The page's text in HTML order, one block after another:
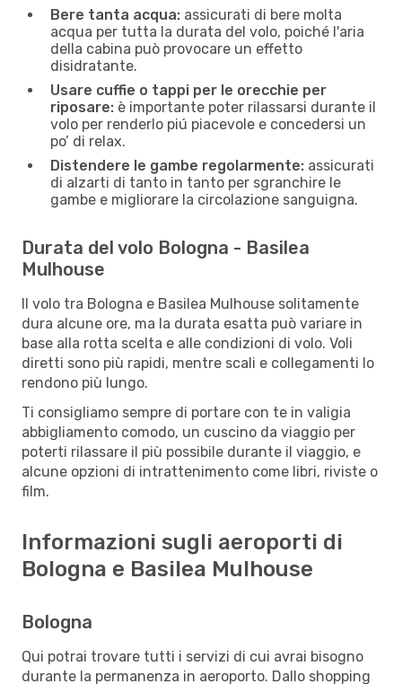
Bere tanta acqua: assicurati di bere molta
acqua per tutta la durata del volo, poiché l'aria
della cabina può provocare un effetto
disidratante.
Usare cuffie o tappi per le orecchie per
riposare: è importante poter rilassarsi durante il
volo per renderlo piú piacevole e concedersi un
po’ di relax.
Distendere le gambe regolarmente: assicurati
di alzarti di tanto in tanto per sgranchire le
gambe e migliorare la circolazione sanguigna.
Durata del volo Bologna - Basilea
Mulhouse
Il volo tra Bologna e Basilea Mulhouse solitamente
dura alcune ore, ma la durata esatta può variare in
base alla rotta scelta e alle condizioni di volo. Voli
diretti sono più rapidi, mentre scali e collegamenti lo
rendono più lungo.
Ti consigliamo sempre di portare con te in valigia
abbigliamento comodo, un cuscino da viaggio per
poterti rilassare il più possibile durante il viaggio, e
alcune opzioni di intrattenimento come libri, riviste o
film.
Informazioni sugli aeroporti di
Bologna e Basilea Mulhouse
Bologna
Qui potrai trovare tutti i servizi di cui avrai bisogno
durante la permanenza in aeroporto. Dallo shopping